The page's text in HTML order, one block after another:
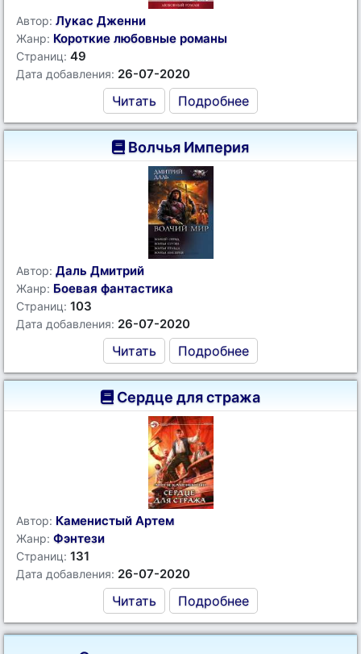
Автор: Лукас Дженни
Жанр: Короткие любовные романы
Страниц: 49
Дата добавления: 26-07-2020
Читать Подробнее
Волчья Империя
Автор: Даль Дмитрий
Жанр: Боевая фантастика
Страниц: 103
Дата добавления: 26-07-2020
Читать Подробнее
Сердце для стража
Автор: Каменистый Артем
Жанр: Фэнтези
Страниц: 131
Дата добавления: 26-07-2020
Читать Подробнее